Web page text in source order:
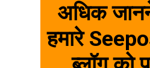
अधिक
हमारे